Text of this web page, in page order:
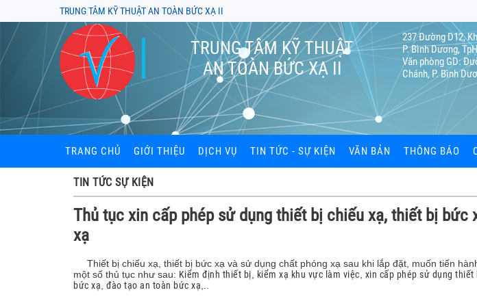
TRUNG TÂM KỸ THUẬT AN TOÀN BỨC XẠ II
TRUNG TÂM KỸ THUẬT
AN TOÀN BỨC XẠ II
237 Đường D12,
P. Bình Dương,
Văn phòng GD:
Chánh, P. Bình
TRANG CHỦ
GIỚI THIỆU DỊCH VỤ
Kiểm định thiết bị bức xạ
Tư vấn hồ sơ cấp phép thiết bị bức
xạ, thiết bị X-quang
TIN TỨC - SỰ KIỆN VĂN BẢN THÔNG BÁO
TIN TỨC SỰ KIỆN
Thủ tục xin cấp phép sử dụng thiết bị chiếu xạ, thiết bị bức
xạ
Thiết bị chiếu xạ, thiết bị bức xạ và sử dụng chất phóng xạ sau khi lắp đặt, muốn tiến
một số thủ tục như sau: Kiểm định thiết bị kiểm xạ khu vực làm việc xin cấp phép sử dụng thiết
bức xạ đào tạo an toàn bức xạ